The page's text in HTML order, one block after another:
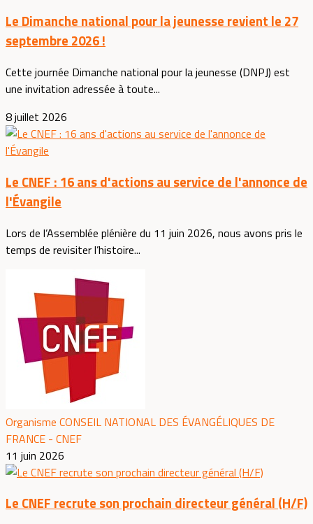
Le Dimanche national pour la jeunesse revient le 27
septembre 2026 !
Cette journée Dimanche national pour la jeunesse (DNPJ) est
une invitation adressée à toute...
8 juillet 2026
Le CNEF : 16 ans d'actions au service de l'annonce de
l'Évangile
Lors de l’Assemblée plénière du 11 juin 2026, nous avons pris le
temps de revisiter l’histoire...
Organisme CONSEIL NATIONAL DES ÉVANGÉLIQUES DE
FRANCE - CNEF
11 juin 2026
Le CNEF recrute son prochain directeur général (H/F)